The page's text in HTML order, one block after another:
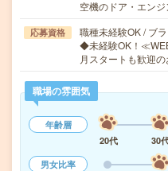
空機のドア・エン
応募資格
職種未経験OK / ブ
◆未経験OK！
月スタートも歓迎
職場の雰囲気
年齢層
20代
30
男女比率